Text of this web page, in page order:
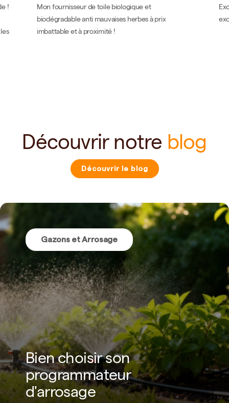
!
Mon fournisseur de toile biologique et
biodégradable anti mauvaises herbes à prix
imbattable et à proximité !
Découvrir notre blog
Découvrir le blog
Gazons et Arrosage
Bien choisir son
programmateur
d'arrosage